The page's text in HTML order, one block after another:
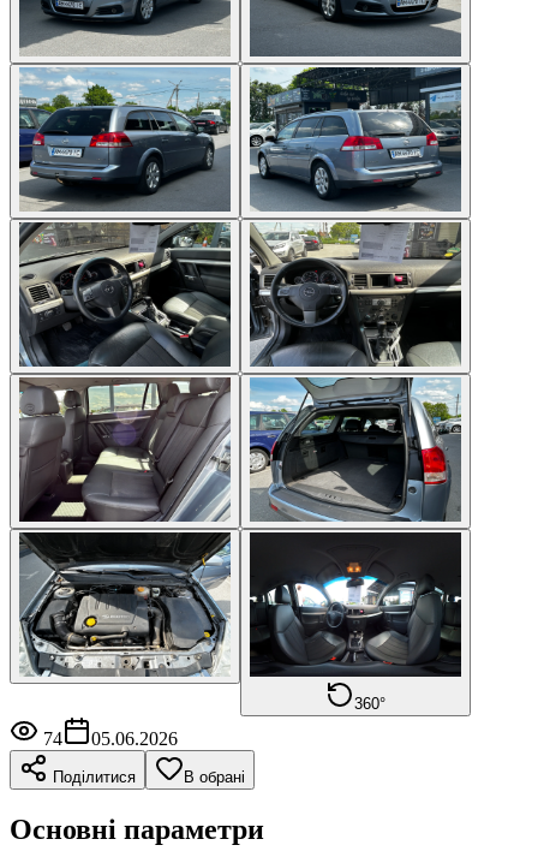
360°
74 05.06.2026
Поділитися В обрані
Основні параметри